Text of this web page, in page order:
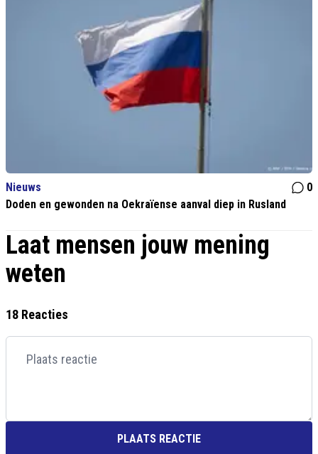
Nieuws
0
Doden en gewonden na Oekraïense aanval diep in Rusland
Laat mensen jouw mening
weten
18 Reacties
PLAATS REACTIE